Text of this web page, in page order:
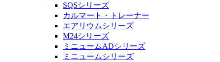
SQSシリーズ
カルマート・トレーナー
エアリウムシリーズ
M24シリーズ
ミニュームADシリーズ
ミニュームシリーズ